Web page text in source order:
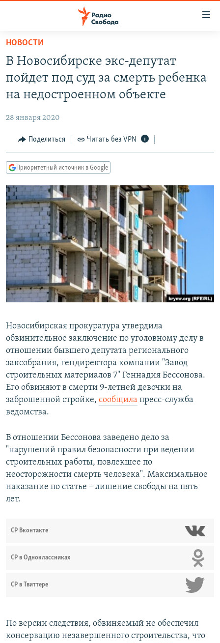
упрощенного
доступа
Вернуться
основному
Вернутся
Вернутся
поиску
АВТОРСКИЕ ПРОЕКТЫ
МНЕНИЯ
КУЛЬТУРА
КАВКАЗ.РЕАЛИИ
СЕВЕР.РЕАЛИИ
СИБИРЬ.РЕАЛИИ
РАСПИСАНИЕ ВЕЩАНИЯ
ПОДПИШИТЕСЬ НА РАССЫЛКУ
СОЦИАЛЬНЫЕ СЕТИ
Все сайты РСЕ/РС
НОВОСТИ
В Новосибирске экс-депутат
пойдет под суд за смерть ребенка
на недостроенном объекте
28 января 2020
Поделиться Читать без VPN
Приоритетный источник в Google
Новосибирская прокуратура утвердила
обвинительное заключение по уголовному делу в
отношении бывшего депутата регионального
заксобрания, гендиректора компании "Завод
строительных материалов 7" Геннадия Бессонова.
Его обвиняют в смерти 9-летней девочки на
заброшенной стройке, сообщила пресс-служба
ведомства.
В отношении Бессонова заведено дело за
"нарушений правил безопасности при ведении
строительных работы, повлекшее по
неосторожности смерть человека". Максимальное
наказание по статье – лишение свободы на пять
лет.
СР Вконтакте
СР в Одноклассниках
СР в Твиттере
По версии следствия, обвиняемый не обеспечил
консервацию незавершенного строительства, что